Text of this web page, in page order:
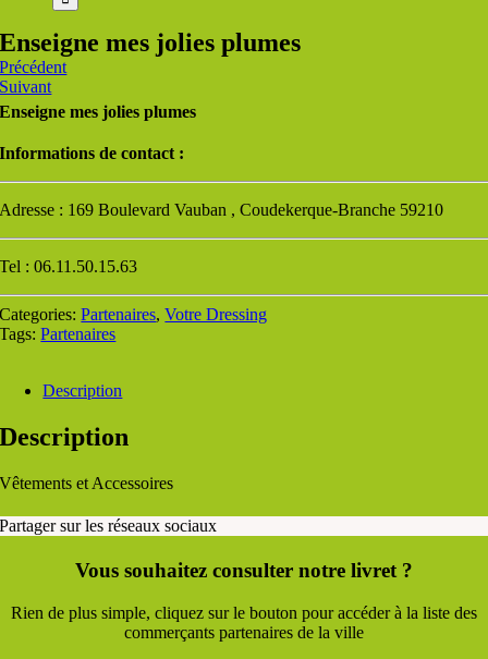
Enseigne mes jolies plumes
Précédent
Suivant
Enseigne mes jolies plumes
Informations de contact :
Adresse : 169 Boulevard Vauban , Coudekerque-Branche 59210
Tel : 06.11.50.15.63
Categories:Partenaires,Votre Dressing
Tags:Partenaires
Description
Description
Vêtements et Accessoires
Partager sur les réseaux sociaux
Vous souhaitez consulter notre livret ?
Rien de plus simple, cliquez sur le bouton pour accéder à la liste des
commerçants partenaires de la ville